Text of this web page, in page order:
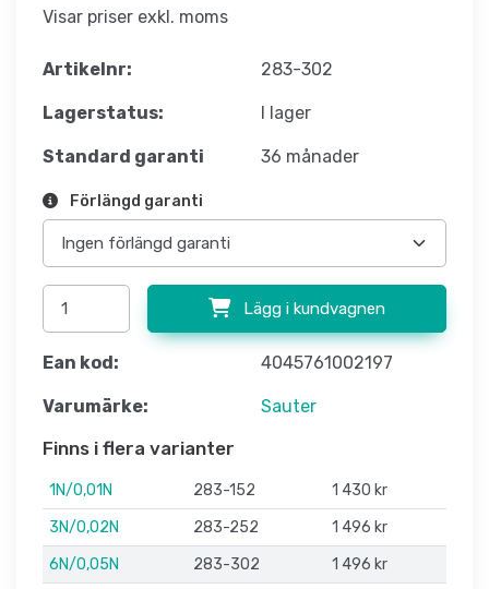
Visar priser exkl. moms
Artikelnr: 283-302
Lagerstatus: I lager
Standard garanti 36 månader
Förlängd garanti
Lägg i kundvagnen
Ean kod: 4045761002197
Varumärke: Sauter
Finns i flera varianter
1N/0,01N 283-152
1 430 kr
3N/0,02N
283-252
1 496 kr
6N/0,05N
283-302
1 496 kr